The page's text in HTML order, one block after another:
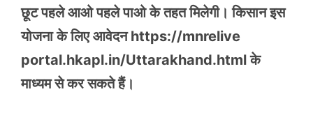
छूट पहले आओ पहले पाओ के तहत मिलेगी। किसान इस
योजना के लिए आवेदन https://mnrelive
portal.hkapl.in/Uttarakhand.html के
माध्यम से कर सकते हैं।